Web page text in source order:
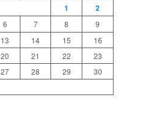
1
2
6 7 8
9
13 14 15
16
20 21 22
23
27 28 29
30